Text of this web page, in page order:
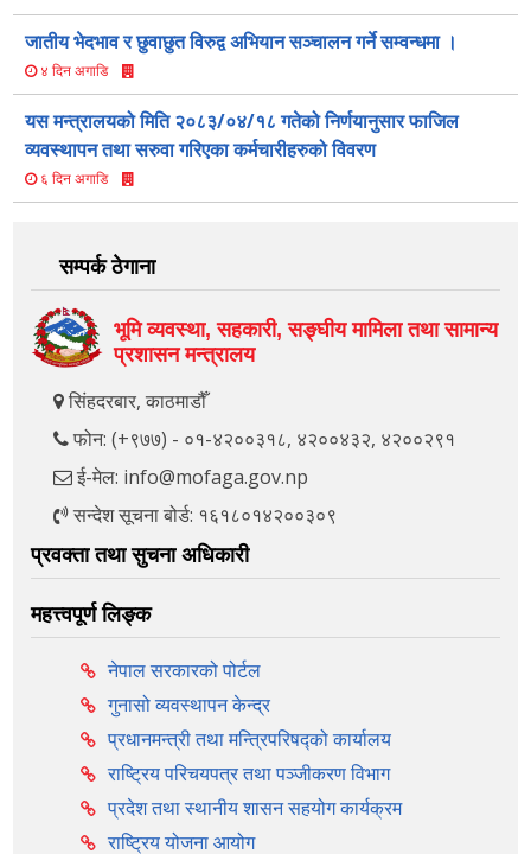
जातीय भेदभाव र छुवाछुत विरुद्व अभियान सञ्चालन गर्ने सम्वन्धमा ।
४ दिन अगाडि
यस मन्त्रालयको मिति २०८३/०४/१८ गतेको निर्णयानुसार फाजिल
व्यवस्थापन तथा सरुवा गरिएका कर्मचारीहरुको विवरण
६ दिन अगाडि
सम्पर्क ठेगाना
भूमि व्यवस्था, सहकारी, सङ्‍घीय मामिला तथा सामान्य
प्रशासन मन्त्रालय
सिंहदरबार, काठमाडौँ
फोन: (+९७७) - ०१-४२००३१८, ४२००४३२, ४२००२९१
ई-मेल: info@mofaga.gov.np
सन्देश सूचना बोर्ड: १६१८०१४२००३०९
प्रवक्ता तथा सुचना अधिकारी
महत्त्वपूर्ण लिङ्क
नेपाल सरकारको पोर्टल
गुनासो व्यवस्थापन केन्द्र
प्रधानमन्त्री तथा मन्त्रिपरिषद्को कार्यालय
राष्ट्रिय परिचयपत्र तथा पञ्‍जीकरण विभाग
प्रदेश तथा स्थानीय शासन सहयोग कार्यक्रम
राष्ट्रिय योजना आयोग